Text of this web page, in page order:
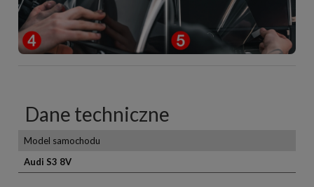
Dane techniczne
Model samochodu
Audi S3 8V